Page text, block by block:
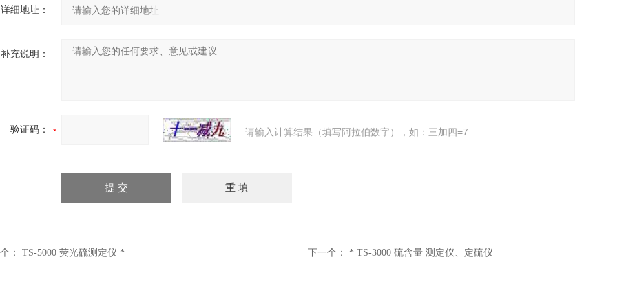
详细地址：
补充说明：
验证码： 请输入计算结果（填写阿拉伯数字），如：三加四=7
： TS-5000 荧光硫测定仪 * 下一个： * TS-3000 硫含量 测定仪、定硫仪